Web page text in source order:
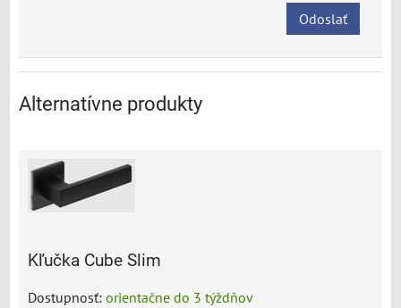
Odoslať
Alternatívne produkty
Kľučka Cube Slim
Dostupnosť: orientačne do 3 týždňov